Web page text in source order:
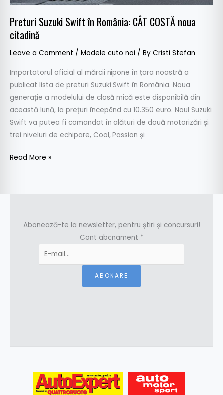
Preturi Suzuki Swift în România: CÂT COSTĂ noua
citadină
Leave a Comment / Modele auto noi / By Cristi Stefan
Importatorul oficial al mărcii nipone în țara noastră a
publicat lista de preturi Suzuki Swift în România. Noua
generație a modelului de clasă mică este disponibilă din
această lună, la prețuri începând cu 10.350 euro. Noul Suzuki
Swift va putea fi comandat în alături de două motorizări și
trei niveluri de echipare, Cool, Passion și
Read More »
Abonează-te la newsletter, pentru știri și concursuri!
Cont abonament *
ABONARE